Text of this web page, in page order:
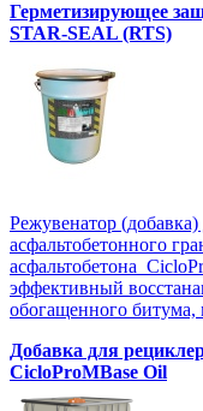
Герметизирующее
STAR-SEAL (RTS)
Режувенатор (добавка)
асфальтобетонного
асфальтобетона
эффективный
обогащенного битума,
Добавка для
CicloProMBase Oil